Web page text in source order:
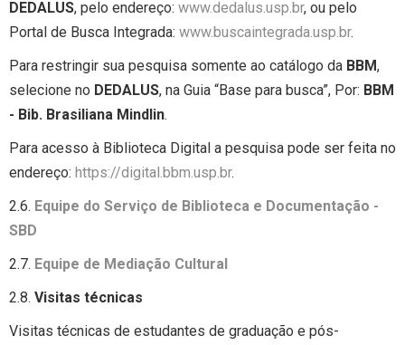
DEDALUS, pelo endereço: www.dedalus.usp.br, ou pelo
Portal de Busca Integrada: www.buscaintegrada.usp.br.
Para restringir sua pesquisa somente ao catálogo da BBM,
selecione no DEDALUS, na Guia “Base para busca”, Por: BBM
- Bib. Brasiliana Mindlin.
Para acesso à Biblioteca Digital a pesquisa pode ser feita no
endereço: https://digital.bbm.usp.br.
2.6. Equipe do Serviço de Biblioteca e Documentação -
SBD
2.7. Equipe de Mediação Cultural
2.8. Visitas técnicas
Visitas técnicas de estudantes de graduação e pós-